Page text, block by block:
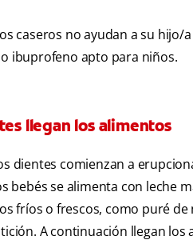
caseros no ayudan a su
ibuprofeno apto para niños.
llegan los alimentos
dientes comienzan a
bebés se alimenta con leche
fríos o frescos, como puré
A continuación llegan